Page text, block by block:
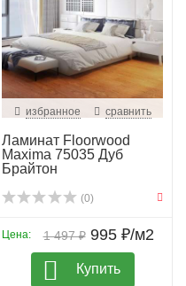
избранное сравнить
Ламинат Floorwood
Maxima 75035 Дуб
Брайтон
(0)
1 497 ₽
Цена: 995 ₽/м2
Купить